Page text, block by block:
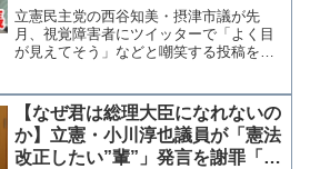
とだけ言い残しスタコラサッサと
逃亡
立憲民主党の西谷知美・摂津市議が先
月、視覚障害者にツイッターで「よく目
が見えてそう」などと嘲笑する投稿を行
求めていた問題で、同党の西村智奈美幹
事長を19日の街頭演説後に...
【なぜ君は総理大臣になれないの
か】立憲・小川淳也議員が「憲法
改正したい”輩”」発言を謝罪「未